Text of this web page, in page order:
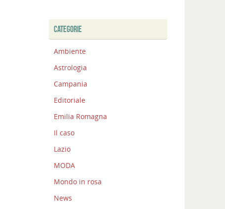
CATEGORIE
Ambiente
Astrologia
Campania
Editoriale
Emilia Romagna
Il caso
Lazio
MODA
Mondo in rosa
News